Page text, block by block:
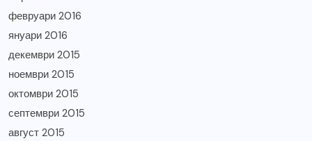
февруари 2016
януари 2016
декември 2015
ноември 2015
октомври 2015
септември 2015
август 2015